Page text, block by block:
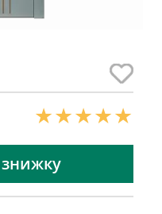
знижку